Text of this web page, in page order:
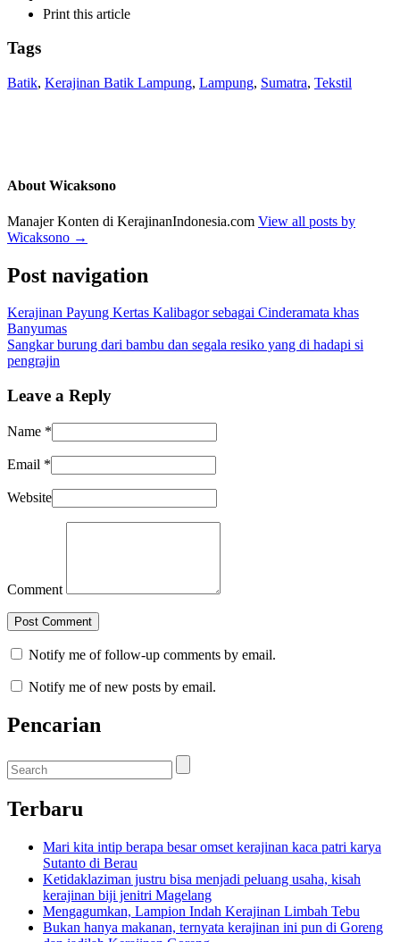
Print this article
Tags
Batik, Kerajinan Batik Lampung, Lampung, Sumatra, Tekstil
About Wicaksono
Manajer Konten di KerajinanIndonesia.com View all posts by
Wicaksono →
Post navigation
Kerajinan Payung Kertas Kalibagor sebagai Cinderamata khas
Banyumas
Sangkar burung dari bambu dan segala resiko yang di hadapi si
pengrajin
Leave a Reply
Name *
Email *
Website
Comment
Notify me of follow-up comments by email.
Notify me of new posts by email.
Pencarian
Terbaru
Mari kita intip berapa besar omset kerajinan kaca patri karya
Sutanto di Berau
Ketidaklaziman justru bisa menjadi peluang usaha, kisah
kerajinan biji jenitri Magelang
Mengagumkan, Lampion Indah Kerajinan Limbah Tebu
Bukan hanya makanan, ternyata kerajinan ini pun di Goreng